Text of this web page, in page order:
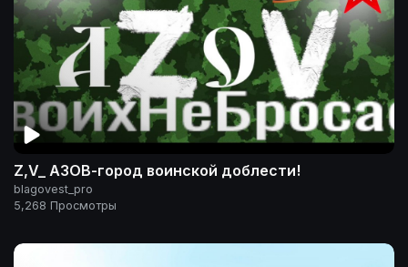
Z,V_ АЗОВ-город воинской доблести!
blagovest_pro
5,268 Просмотры